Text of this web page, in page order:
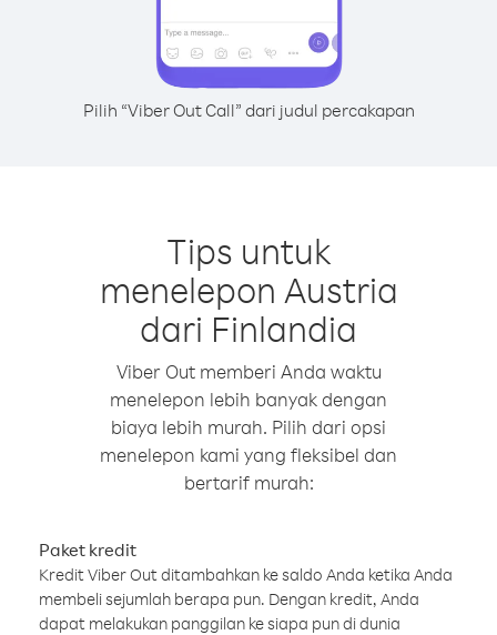
Pilih “Viber Out Call” dari judul percakapan
Tips untuk
menelepon Austria
dari Finlandia
Viber Out memberi Anda waktu
menelepon lebih banyak dengan
biaya lebih murah. Pilih dari opsi
menelepon kami yang fleksibel dan
bertarif murah:
Paket kredit
Kredit Viber Out ditambahkan ke saldo Anda ketika Anda
membeli sejumlah berapa pun. Dengan kredit, Anda
dapat melakukan panggilan ke siapa pun di dunia